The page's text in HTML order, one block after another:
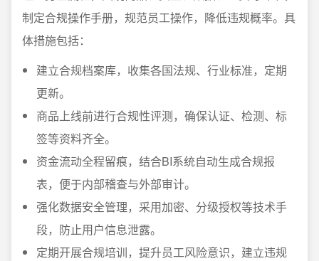
制定合规操作手册，规范员工操作，降低违规概率。具
体措施包括：
建立合规档案库，收集各国法规、行业标准，定期
更新。
商品上线前进行合规性评测，确保认证、检测、标
签等资料齐全。
资金流动全程留痕，结合BI系统自动生成合规报
表，便于内部稽查与外部审计。
强化数据安全管理，采用加密、分级授权等技术手
段，防止用户信息泄露。
定期开展合规培训，提升员工风险意识，建立违规